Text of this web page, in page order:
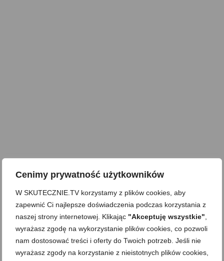
Cenimy prywatność użytkowników
W SKUTECZNIE.TV korzystamy z plików cookies, aby
zapewnić Ci najlepsze doświadczenia podczas korzystania z
naszej strony internetowej. Klikając "Akceptuję wszystkie"
wyrażasz zgodę na wykorzystanie plików cookies, co pozwoli
nam dostosować treści i oferty do Twoich potrzeb. Jeśli nie
wyrażasz zgody na korzystanie z nieistotnych plików cookies,